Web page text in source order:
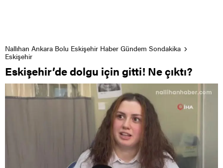
Nallıhan Ankara Bolu Eskişehir Haber Gündem Sondakika
Eskişehir
Eskişehir’de dolgu için gitti! Ne çıktı?